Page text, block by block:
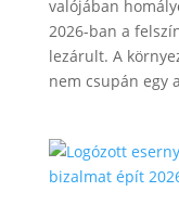
valójában
2026-ban a
lezárult. A
nem csupán egy